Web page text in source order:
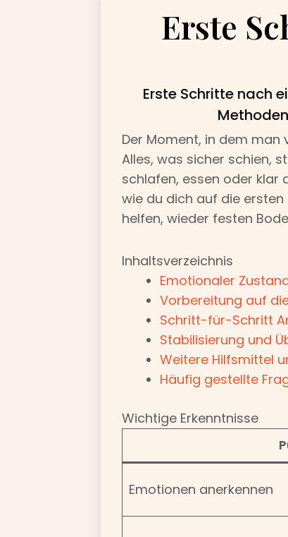
Erste
Erste Schritte nach
Der Moment, in dem man
Alles, was sicher schien,
schlafen, essen oder klar
wie du dich auf die
helfen, wieder festen
Inhaltsverzeichnis
Emotionaler
Vorbereitung auf
Schritt-für-Schritt
Stabilisierung und
Weitere Hilfsmittel
Häufig gestellte
Wichtige Erkenntnisse
Emotionen anerkennen